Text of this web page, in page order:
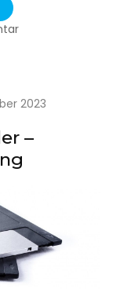
zu
2023
–